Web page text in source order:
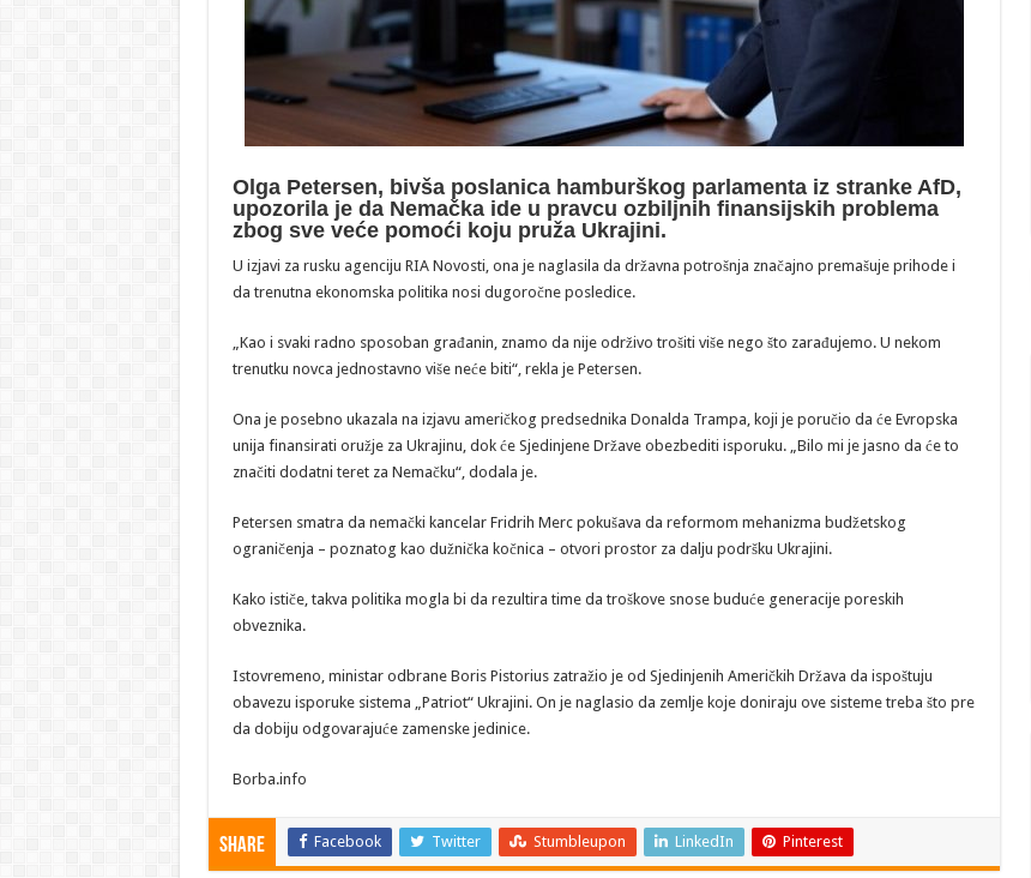
Olga Petersen, bivša poslanica hamburškog parlamenta iz stranke AfD,
upozorila je da Nemačka ide u pravcu ozbiljnih finansijskih problema
zbog sve veće pomoći koju pruža Ukrajini.
U izjavi za rusku agenciju RIA Novosti, ona je naglasila da državna potrošnja značajno premašuje prihode i
da trenutna ekonomska politika nosi dugoročne posledice.
„Kao i svaki radno sposoban građanin, znamo da nije održivo trošiti više nego što zarađujemo. U nekom
trenutku novca jednostavno više neće biti“, rekla je Petersen.
Ona je posebno ukazala na izjavu američkog predsednika Donalda Trampa, koji je poručio da će Evropska
unija finansirati oružje za Ukrajinu, dok će Sjedinjene Države obezbediti isporuku. „Bilo mi je jasno da će to
značiti dodatni teret za Nemačku“, dodala je.
Petersen smatra da nemački kancelar Fridrih Merc pokušava da reformom mehanizma budžetskog
ograničenja – poznatog kao dužnička kočnica – otvori prostor za dalju podršku Ukrajini.
Kako ističe, takva politika mogla bi da rezultira time da troškove snose buduće generacije poreskih
obveznika.
Istovremeno, ministar odbrane Boris Pistorius zatražio je od Sjedinjenih Američkih Država da ispoštuju
obavezu isporuke sistema „Patriot“ Ukrajini. On je naglasio da zemlje koje doniraju ove sisteme treba što pre
da dobiju odgovarajuće zamenske jedinice.
Borba.info
Share Facebook Twitter Stumbleupon LinkedIn Pinterest